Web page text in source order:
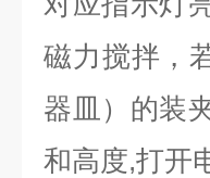
磁力搅拌，
器皿）的装
和高度,打开